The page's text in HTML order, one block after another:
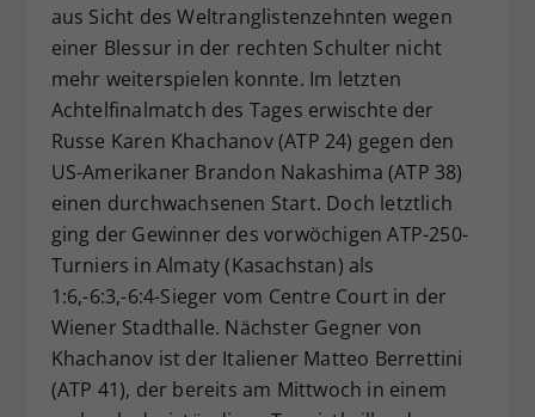
aus Sicht des Weltranglistenzehnten wegen
einer Blessur in der rechten Schulter nicht
mehr weiterspielen konnte. Im letzten
Achtelfinalmatch des Tages erwischte der
Russe Karen Khachanov (ATP 24) gegen den
US-Amerikaner Brandon Nakashima (ATP 38)
einen durchwachsenen Start. Doch letztlich
ging der Gewinner des vorwöchigen ATP-250-
Turniers in Almaty (Kasachstan) als
1:6,-6:3,-6:4-Sieger vom Centre Court in der
Wiener Stadthalle. Nächster Gegner von
Khachanov ist der Italiener Matteo Berrettini
(ATP 41), der bereits am Mittwoch in einem